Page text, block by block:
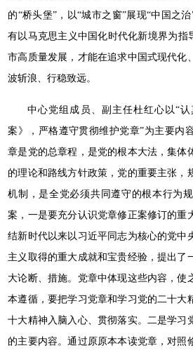
的“桥头堡”，以“城市之窗”展现“中国之
有以马克思主义中国化时代化新境界为指
市高质量发展，才能在追求中国式现代化
波斩浪、行稳致远。
中心党组成员、副主任杜红心以“
案》，严格遵守贯彻维护党章”为主要内
章是党的总章程，是党的根本大法，集体
的理论和路线方针政策，党的重要主张，
机制，是全党必须共同遵守的根本行为
案，一是要充分认识党章修正案修订的重
结新时代以来以习近平同志为核心的党中
主义取得的重大成就和宝贵经验，提出了
大论断、措施。党章中体现这些内容，使
本遵循，要把学习党章和学习党的二十大
十大精神入脑入心、贯彻落实。二是学习
的主要内容。通过原原本本读党章，对照